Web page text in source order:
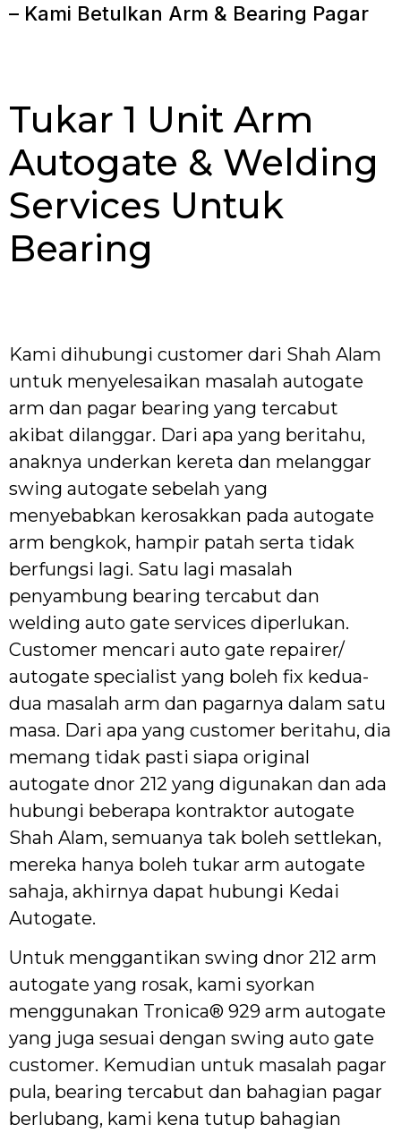
– Kami Betulkan Arm & Bearing Pagar
Tukar 1 Unit Arm
Autogate & Welding
Services Untuk
Bearing
Kami dihubungi customer dari Shah Alam
untuk menyelesaikan masalah autogate
arm dan pagar bearing yang tercabut
akibat dilanggar. Dari apa yang beritahu,
anaknya underkan kereta dan melanggar
swing autogate sebelah yang
menyebabkan kerosakkan pada autogate
arm bengkok, hampir patah serta tidak
berfungsi lagi. Satu lagi masalah
penyambung bearing tercabut dan
welding auto gate services diperlukan.
Customer mencari auto gate repairer/
autogate specialist yang boleh fix kedua-
dua masalah arm dan pagarnya dalam satu
masa. Dari apa yang customer beritahu, dia
memang tidak pasti siapa original
autogate dnor 212 yang digunakan dan ada
hubungi beberapa kontraktor autogate
Shah Alam, semuanya tak boleh settlekan,
mereka hanya boleh tukar arm autogate
sahaja, akhirnya dapat hubungi Kedai
Autogate.
Untuk menggantikan swing dnor 212 arm
autogate yang rosak, kami syorkan
menggunakan Tronica® 929 arm autogate
yang juga sesuai dengan swing auto gate
customer. Kemudian untuk masalah pagar
pula, bearing tercabut dan bahagian pagar
berlubang, kami kena tutup bahagian